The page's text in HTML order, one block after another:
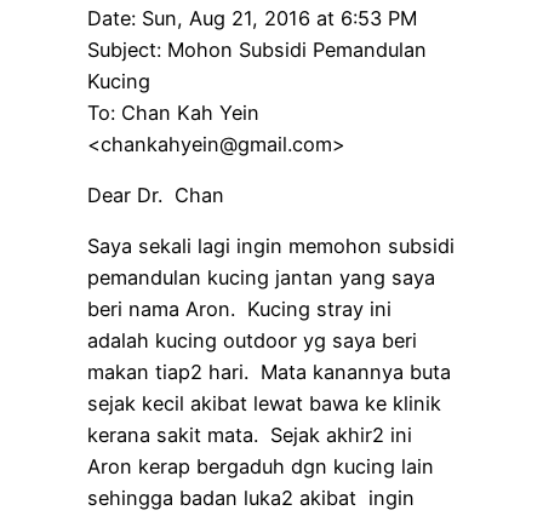
Date: Sun, Aug 21, 2016 at 6:53 PM
Subject: Mohon Subsidi Pemandulan
Kucing
To: Chan Kah Yein
<chankahyein@gmail.com>
Dear Dr. Chan
Saya sekali lagi ingin memohon subsidi
pemandulan kucing jantan yang saya
beri nama Aron. Kucing stray ini
adalah kucing outdoor yg saya beri
makan tiap2 hari. Mata kanannya buta
sejak kecil akibat lewat bawa ke klinik
kerana sakit mata. Sejak akhir2 ini
Aron kerap bergaduh dgn kucing lain
sehingga badan luka2 akibat ingin